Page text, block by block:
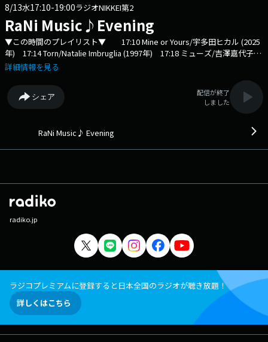
8/13水17:10-19:00ラジオNIKKEI第2
RaNi Music♪Evening
▼この時間のプレイリスト▼ 17:10 Mine or Yours/宇多田ヒカル (2025
年) 17:14 Torn/Natalie Imbruglia (1997年) 17:18 ミューズ/吉澤嘉代子
(2018年) 17:22 Revolving Door/Tate McRae (2025年) 17:24 IN THE
Lollipop/MIKA (2007年) 17:36 UNDERCOVER feat. Ayumu Imazu/SIRUP
(2025年) 17:39 She Works Hard for the Money/Donna Summer (1983
年) 17:43 周波数/SEKAI NO OWARI (2020年) 17:47 Story of My Life/One
て/竹内まりや (1988年) 18:00 Hachiko/藤井風 (2025年) 18:05 Hold On
(2019年) 18:38 undressed/sombr (2025年) 18:41 TWILIGHT!!!/King Gnu
年) 18:51 DON'T YOU WORRY/Black Eyed Peas, Shakira & David Guetta
(2022年) 18:54 シンデレラ サマー/石川優子 (1981年) （洋楽：41% 邦
楽：59%） この日の最初のRaNi Music♪へ 次の時間のRaNi
Music♪へ その他の楽曲情報はこちらへ
詳細情報を見る
シェア
配信が終了
しました
RaNi Music♪ Evening
radiko.jp
ラジコプレミアムに登録すると日本全国のラジオが聴き放題！
詳しくはこちら